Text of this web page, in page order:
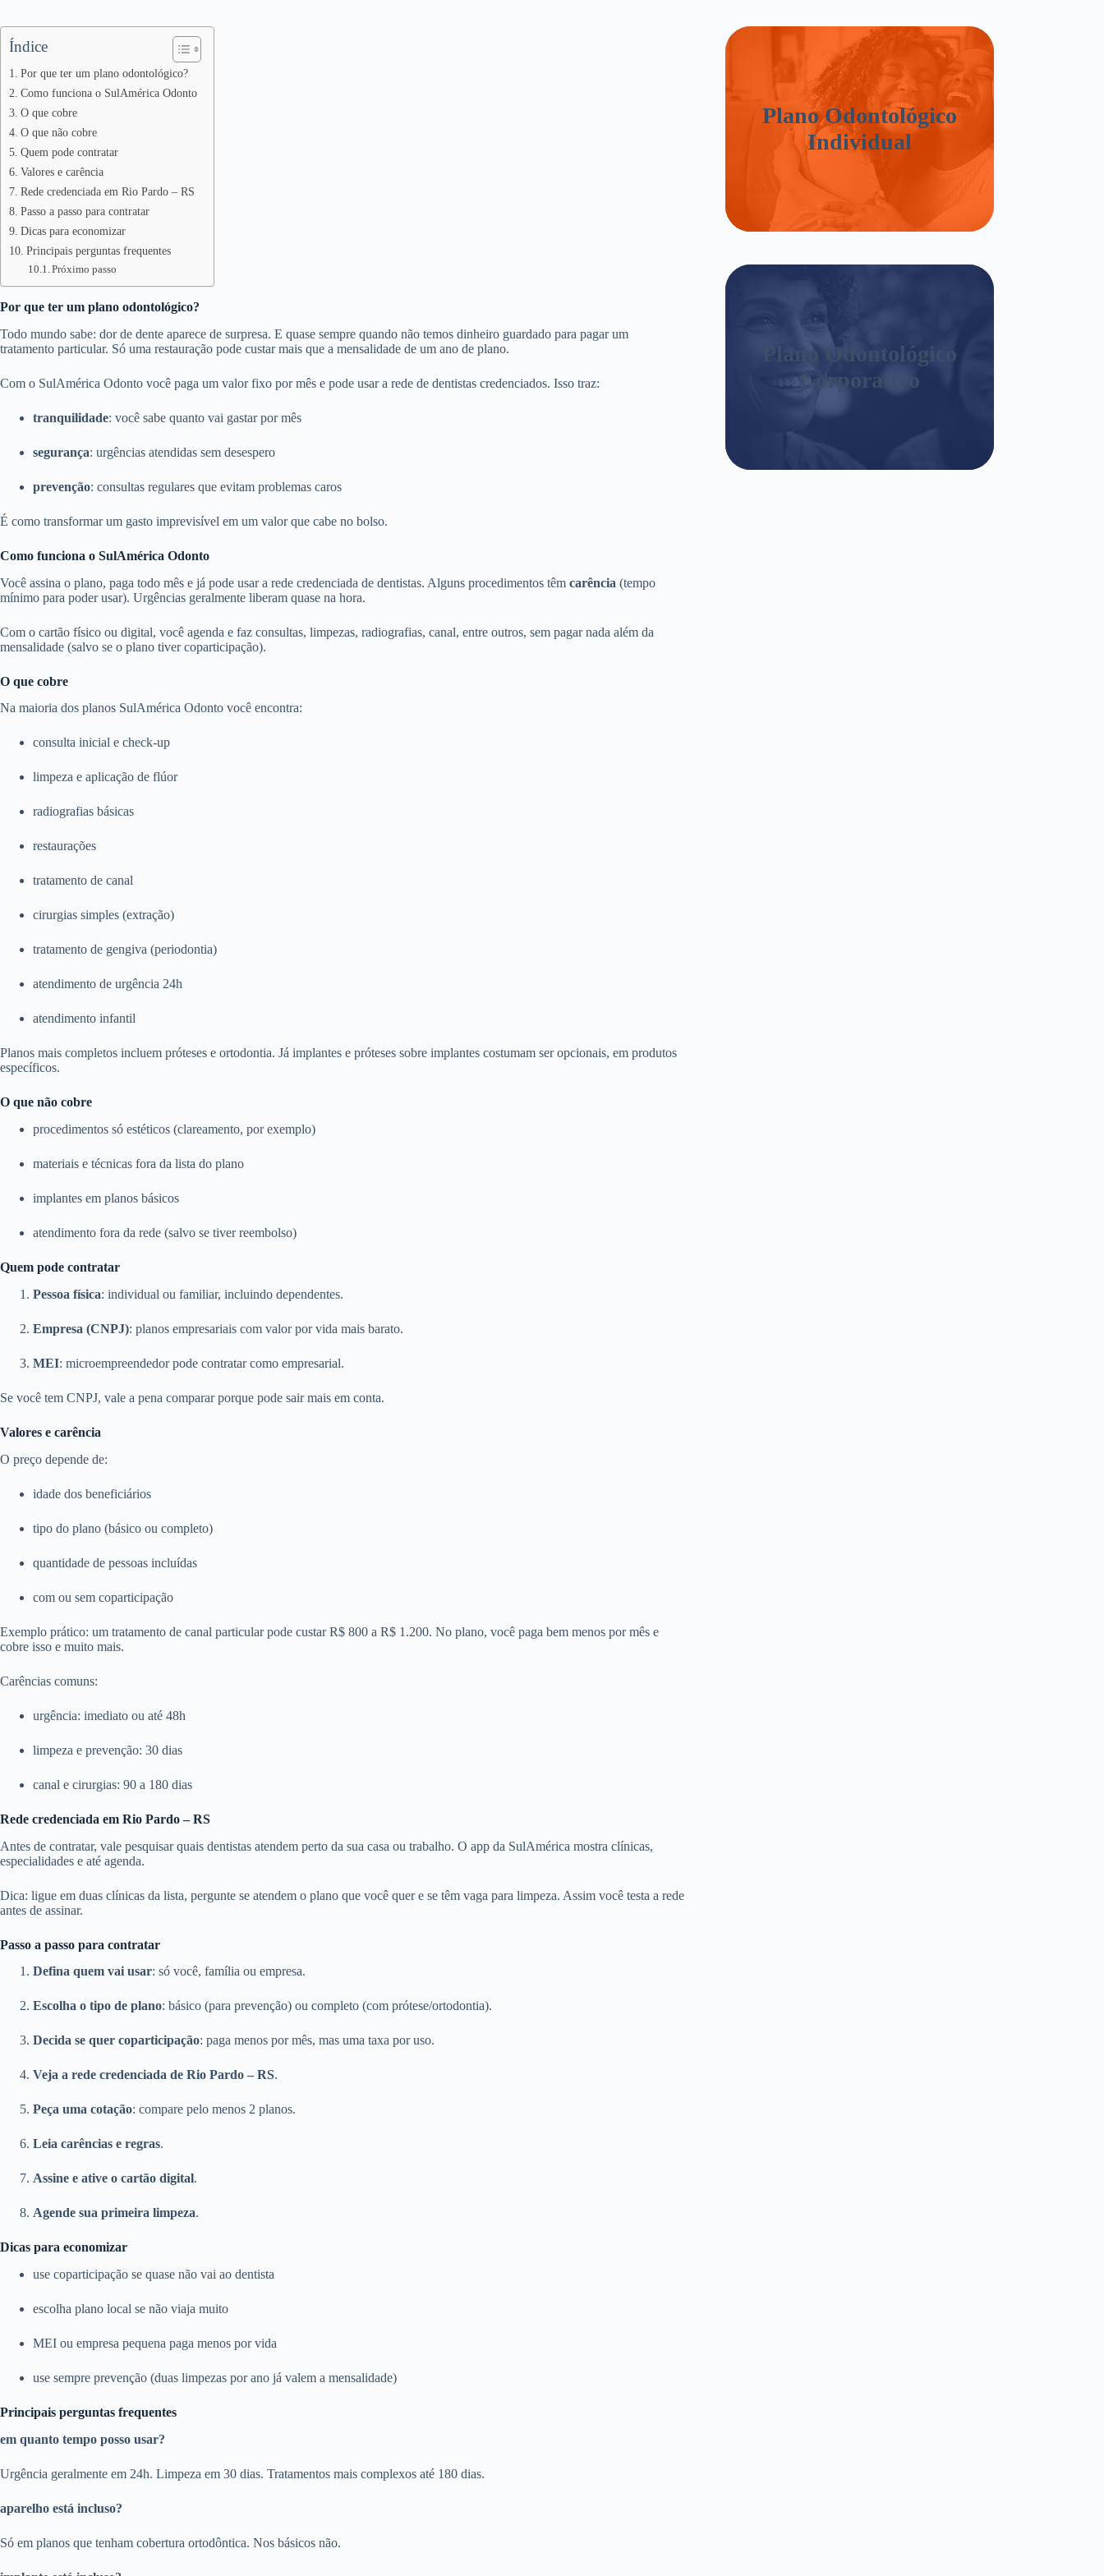
Índice
Por que ter um plano odontológico?
Como funciona o SulAmérica Odonto
O que cobre
O que não cobre
Quem pode contratar
Valores e carência
Rede credenciada em Rio Pardo – RS
Passo a passo para contratar
Dicas para economizar
Principais perguntas frequentes
Próximo passo
Por que ter um plano odontológico?
Todo mundo sabe: dor de dente aparece de surpresa. E quase sempre quando não temos dinheiro guardado para pagar um
tratamento particular. Só uma restauração pode custar mais que a mensalidade de um ano de plano.
Com o SulAmérica Odonto você paga um valor fixo por mês e pode usar a rede de dentistas credenciados. Isso traz:
tranquilidade: você sabe quanto vai gastar por mês
segurança: urgências atendidas sem desespero
prevenção: consultas regulares que evitam problemas caros
É como transformar um gasto imprevisível em um valor que cabe no bolso.
Como funciona o SulAmérica Odonto
Você assina o plano, paga todo mês e já pode usar a rede credenciada de dentistas. Alguns procedimentos têm carência (tempo
mínimo para poder usar). Urgências geralmente liberam quase na hora.
Com o cartão físico ou digital, você agenda e faz consultas, limpezas, radiografias, canal, entre outros, sem pagar nada além da
mensalidade (salvo se o plano tiver coparticipação).
O que cobre
Na maioria dos planos SulAmérica Odonto você encontra:
consulta inicial e check-up
limpeza e aplicação de flúor
radiografias básicas
restaurações
tratamento de canal
cirurgias simples (extração)
tratamento de gengiva (periodontia)
atendimento de urgência 24h
atendimento infantil
Planos mais completos incluem próteses e ortodontia. Já implantes e próteses sobre implantes costumam ser opcionais, em produtos
específicos.
O que não cobre
procedimentos só estéticos (clareamento, por exemplo)
materiais e técnicas fora da lista do plano
implantes em planos básicos
atendimento fora da rede (salvo se tiver reembolso)
Quem pode contratar
Pessoa física: individual ou familiar, incluindo dependentes.
Empresa (CNPJ): planos empresariais com valor por vida mais barato.
MEI: microempreendedor pode contratar como empresarial.
Se você tem CNPJ, vale a pena comparar porque pode sair mais em conta.
Valores e carência
O preço depende de:
idade dos beneficiários
tipo do plano (básico ou completo)
quantidade de pessoas incluídas
com ou sem coparticipação
Exemplo prático: um tratamento de canal particular pode custar R$ 800 a R$ 1.200. No plano, você paga bem menos por mês e
cobre isso e muito mais.
Carências comuns:
urgência: imediato ou até 48h
limpeza e prevenção: 30 dias
canal e cirurgias: 90 a 180 dias
Rede credenciada em Rio Pardo – RS
Antes de contratar, vale pesquisar quais dentistas atendem perto da sua casa ou trabalho. O app da SulAmérica mostra clínicas,
especialidades e até agenda.
Dica: ligue em duas clínicas da lista, pergunte se atendem o plano que você quer e se têm vaga para limpeza. Assim você testa a rede
antes de assinar.
Passo a passo para contratar
Defina quem vai usar: só você, família ou empresa.
Escolha o tipo de plano: básico (para prevenção) ou completo (com prótese/ortodontia).
Decida se quer coparticipação: paga menos por mês, mas uma taxa por uso.
Veja a rede credenciada de Rio Pardo – RS.
Peça uma cotação: compare pelo menos 2 planos.
Leia carências e regras.
Assine e ative o cartão digital.
Agende sua primeira limpeza.
Dicas para economizar
use coparticipação se quase não vai ao dentista
escolha plano local se não viaja muito
MEI ou empresa pequena paga menos por vida
use sempre prevenção (duas limpezas por ano já valem a mensalidade)
Principais perguntas frequentes
em quanto tempo posso usar?
Urgência geralmente em 24h. Limpeza em 30 dias. Tratamentos mais complexos até 180 dias.
aparelho está incluso?
Só em planos que tenham cobertura ortodôntica. Nos básicos não.
Plano Odontológico
Individual
Plano Odontológico
Corporativo